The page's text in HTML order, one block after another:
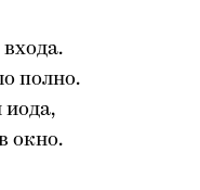
полно.
иода,
окно.